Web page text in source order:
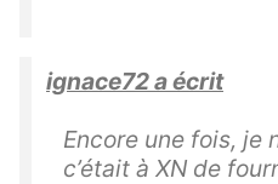
ignace72 a écrit
Encore une fois, je
c’était à XN de